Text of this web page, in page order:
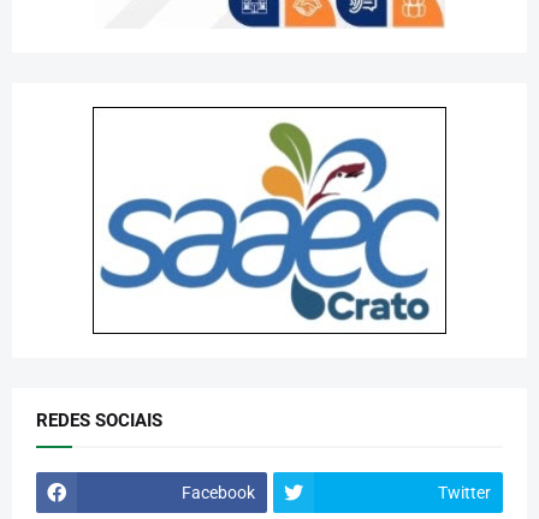
REDES SOCIAIS
Facebook Twitter